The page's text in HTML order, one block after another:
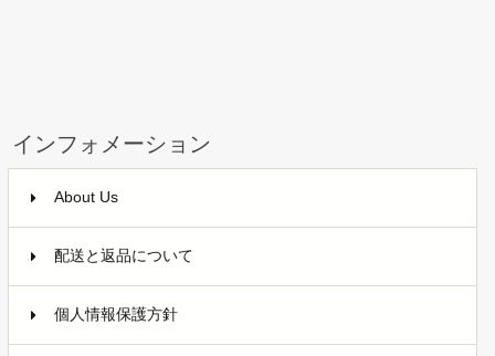
インフォメーション
About Us
配送と返品について
個人情報保護方針